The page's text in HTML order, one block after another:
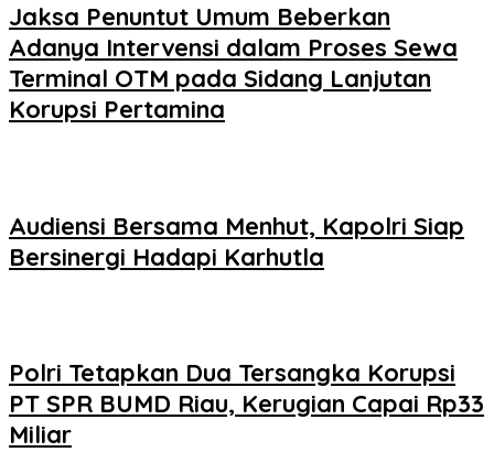
Jaksa Penuntut Umum Beberkan
Adanya Intervensi dalam Proses Sewa
Terminal OTM pada Sidang Lanjutan
Korupsi Pertamina
Audiensi Bersama Menhut, Kapolri Siap
Bersinergi Hadapi Karhutla
Polri Tetapkan Dua Tersangka Korupsi
PT SPR BUMD Riau, Kerugian Capai Rp33
Miliar